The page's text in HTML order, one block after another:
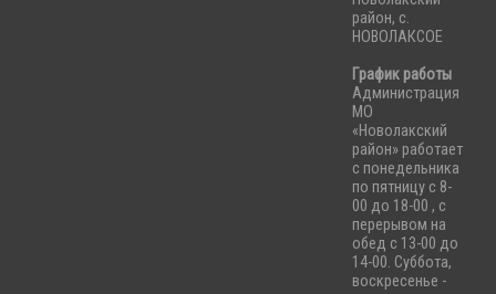
район, с.
НОВОЛАКСОЕ
График работы
Администрация
МО
«Новолакский
район» работает
с понедельника
по пятницу с 8-
00 до 18-00 , с
перерывом на
обед с 13-00 до
14-00. Суббота,
воскресенье -